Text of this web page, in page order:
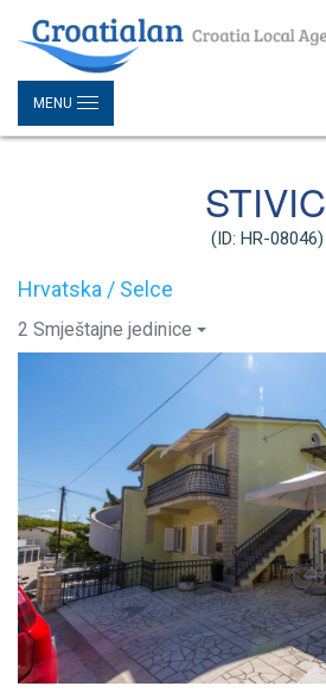
MENU
STIVIC
(ID: HR-08046)
Hrvatska / Selce
2 Smještajne jedinice